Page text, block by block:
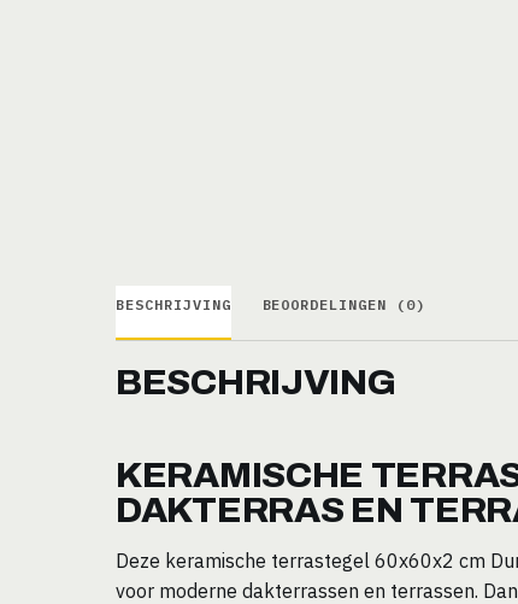
BESCHRIJVING BEOORDELINGEN (0)
BESCHRIJVING
KERAMISCHE
DAKTERRAS EN
Deze keramische terrastegel 60x60x2 cm
voor moderne dakterrassen en terrassen.